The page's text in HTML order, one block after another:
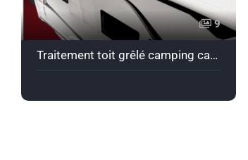
9
Traitement toit grêlé camping car Fiat Trigano en Bullet Liner blanc.